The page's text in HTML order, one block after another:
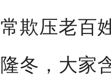
常欺压老百
隆冬，大家